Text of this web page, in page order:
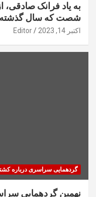
به یاد فرانک صادقی،
شصت که سال گذشته
اکتبر 14, 2023 Editor
گردهمایی سراسری درباره
نهمین گردهمایی